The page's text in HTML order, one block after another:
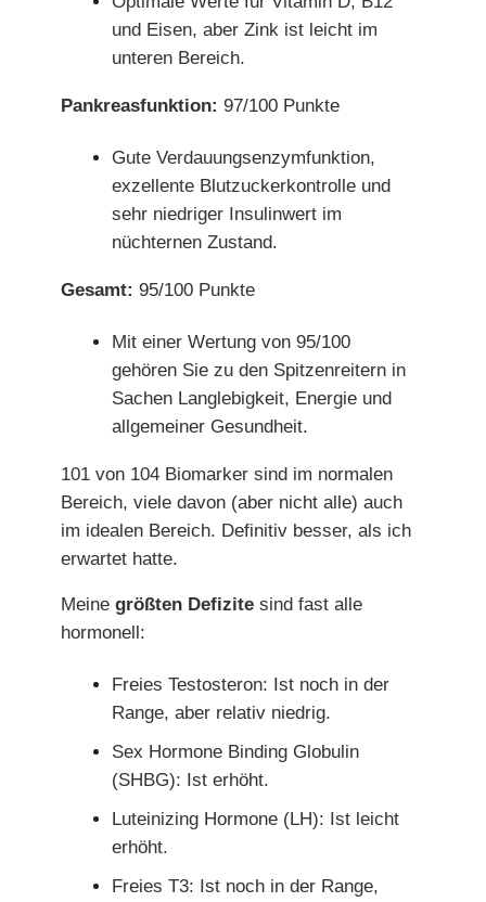
und Eisen, aber Zink ist leicht im
unteren Bereich.
Pankreasfunktion: 97/100 Punkte
Gute Verdauungsenzymfunktion,
exzellente Blutzuckerkontrolle und
sehr niedriger Insulinwert im
nüchternen Zustand.
Gesamt: 95/100 Punkte
Mit einer Wertung von 95/100
gehören Sie zu den Spitzenreitern in
Sachen Langlebigkeit, Energie und
allgemeiner Gesundheit.
101 von 104 Biomarker sind im normalen
Bereich, viele davon (aber nicht alle) auch
im idealen Bereich. Definitiv besser, als ich
erwartet hatte.
Meine größten Defizite sind fast alle
hormonell:
Freies Testosteron: Ist noch in der
Range, aber relativ niedrig.
Sex Hormone Binding Globulin
(SHBG): Ist erhöht.
Luteinizing Hormone (LH): Ist leicht
erhöht.
Freies T3: Ist noch in der Range,